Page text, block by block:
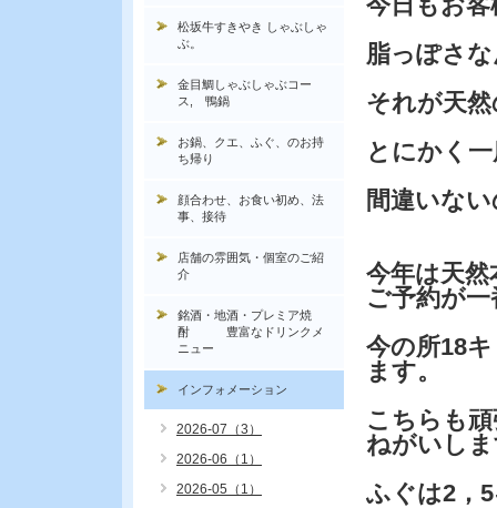
脂っぽさ
それが天
とにかく
間違いな
今年は天
ご予約が
今の所18
ます。
こちらも
ねがいし
ふぐは2，
松坂牛すきやき しゃぶしゃ
ぶ。
金目鯛しゃぶしゃぶコー
ス, 鴨鍋
お鍋、クエ、ふぐ、のお持
ち帰り
顔合わせ、お食い初め、法
事、接待
店舗の雰囲気・個室のご紹
介
銘酒・地酒・プレミア焼
酎 豊富なドリンクメ
ニュー
インフォメーション
2026-07（3）
2026-06（1）
2026-05（1）